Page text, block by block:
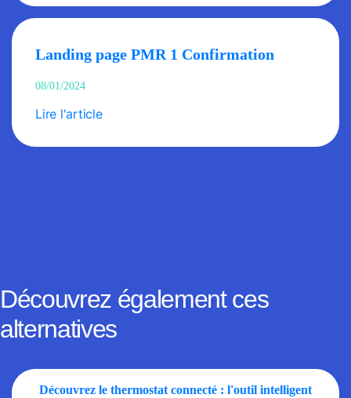
Landing page PMR 1 Confirmation
08/01/2024
Lire l'article
Découvrez également ces
alternatives
Découvrez le thermostat connecté : l'outil intelligent